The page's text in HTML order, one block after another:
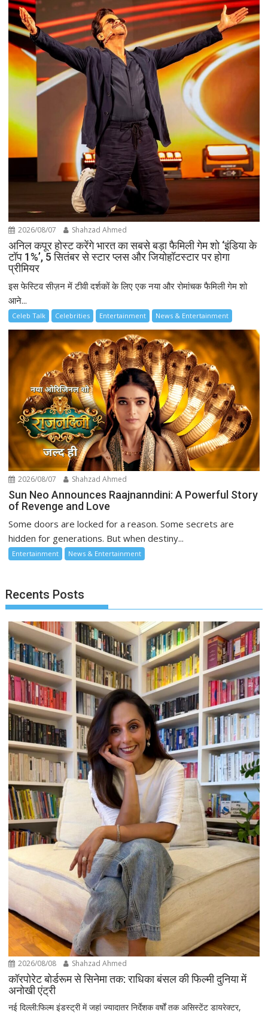
2026/08/07 Shahzad Ahmed
अनिल कपूर होस्ट करेंगे भारत का सबसे बड़ा फैमिली गेम शो ‘इंडिया के
टॉप 1%’, 5 सितंबर से स्टार प्लस और जियोहॉटस्टार पर होगा
प्रीमियर
इस फेस्टिव सीज़न में टीवी दर्शकों के लिए एक नया और रोमांचक फैमिली गेम शो
आने...
Celeb Talk Celebrities Entertainment News & Entertainment
2026/08/07 Shahzad Ahmed
Sun Neo Announces Raajnanndini: A Powerful Story
of Revenge and Love
Some doors are locked for a reason. Some secrets are
hidden for generations. But when destiny...
Entertainment News & Entertainment
Recents Posts
2026/08/08 Shahzad Ahmed
कॉरपोरेट बोर्डरूम से सिनेमा तक: राधिका बंसल की फिल्मी दुनिया में
अनोखी एंट्री
नई दिल्ली:फिल्म इंडस्ट्री में जहां ज्यादातर निर्देशक वर्षों तक असिस्टेंट डायरेक्टर,